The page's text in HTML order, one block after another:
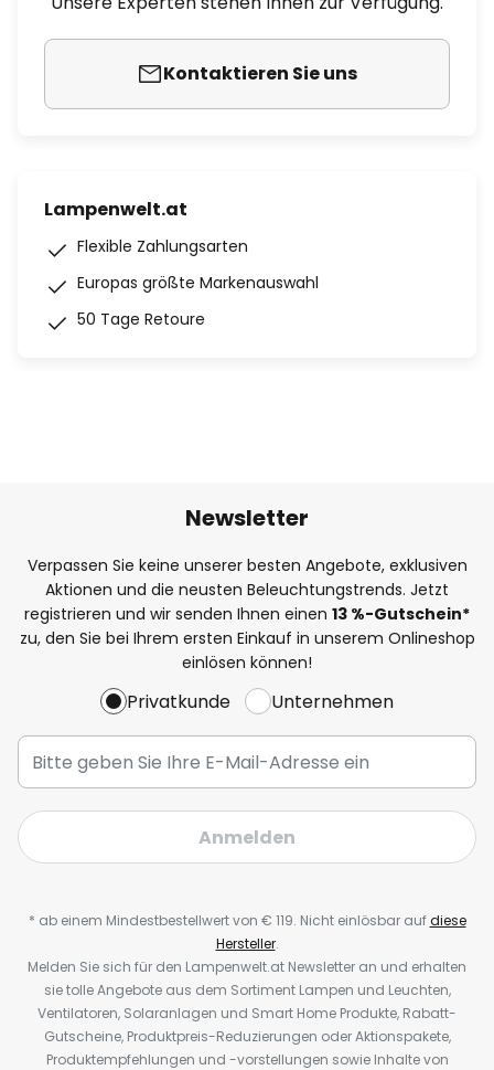
Kontaktieren Sie uns
Lampenwelt.at
Flexible Zahlungsarten
Europas größte Markenauswahl
50 Tage Retoure
Newsletter
Verpassen Sie keine unserer besten Angebote, exklusiven
Aktionen und die neusten Beleuchtungstrends. Jetzt
registrieren und wir senden Ihnen einen 13 %-Gutschein*
zu, den Sie bei Ihrem ersten Einkauf in unserem Onlineshop
einlösen können!
Privatkunde Unternehmen
Anmelden
* ab einem Mindestbestellwert von € 119. Nicht einlösbar aufdiese
Hersteller.
Melden Sie sich für den Lampenwelt.at Newsletter an und erhalten
sie tolle Angebote aus dem Sortiment Lampen und Leuchten,
Ventilatoren, Solaranlagen und Smart Home Produkte, Rabatt-
Gutscheine, Produktpreis-Reduzierungen oder Aktionspakete,
Produktempfehlungen und -vorstellungen sowie Inhalte von